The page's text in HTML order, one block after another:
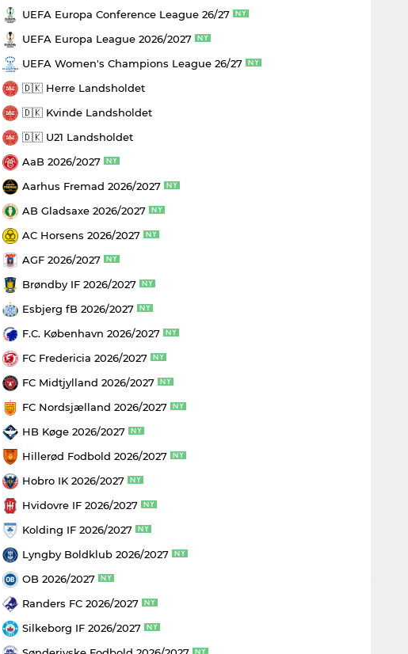
UEFA Europa Conference League 26/27
UEFA Europa League 2026/2027
UEFA Women's Champions League 26/27
🇩🇰 Herre Landsholdet
🇩🇰 Kvinde Landsholdet
🇩🇰 U21 Landsholdet
AaB 2026/2027
Aarhus Fremad 2026/2027
AB Gladsaxe 2026/2027
AC Horsens 2026/2027
AGF 2026/2027
Brøndby IF 2026/2027
Esbjerg fB 2026/2027
F.C. København 2026/2027
FC Fredericia 2026/2027
FC Midtjylland 2026/2027
FC Nordsjælland 2026/2027
HB Køge 2026/2027
Hillerød Fodbold 2026/2027
Hobro IK 2026/2027
Hvidovre IF 2026/2027
Kolding IF 2026/2027
Lyngby Boldklub 2026/2027
OB 2026/2027
Randers FC 2026/2027
Silkeborg IF 2026/2027